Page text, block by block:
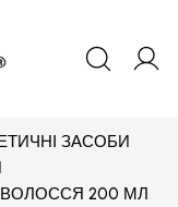
ЗАСОБИ
200 МЛ